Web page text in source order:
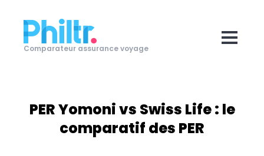
Comparateur assurance voyage
PER Yomonivs Swiss Life: le
comparatif des PER